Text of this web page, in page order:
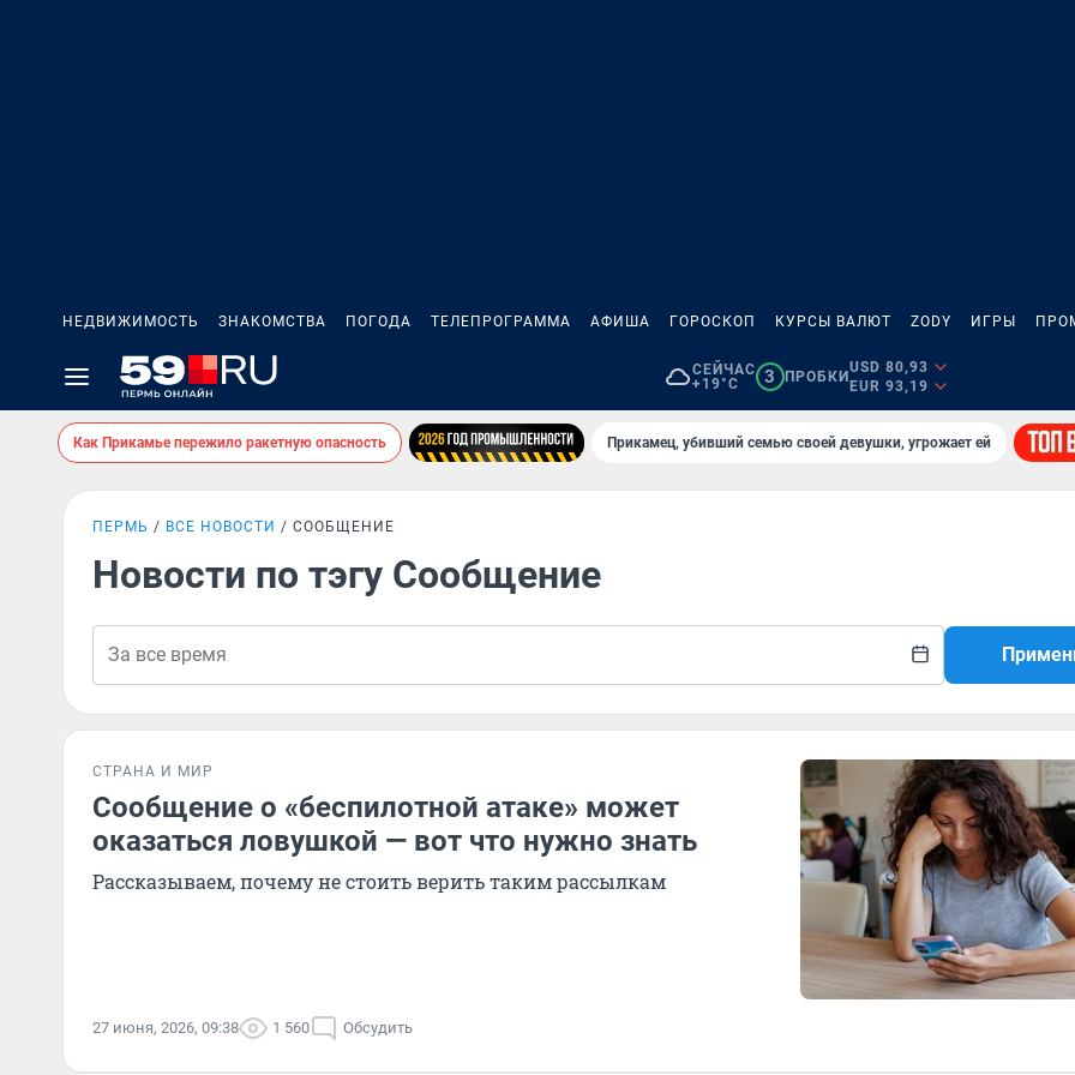
НЕДВИЖИМОСТЬ ЗНАКОМСТВА ПОГОДА ТЕЛЕПРОГРАММА АФИША ГОРОСКОП КУРСЫ ВАЛЮТ ZODY ИГРЫ
СЕЙЧАС
+19°C
3 ПРОБКИ
USD 80,93
EUR 93,19
Как Прикамье пережило ракетную опасность Прикамец, убивший семью своей девушки, угрожает ей
ПЕРМЬ ВСЕ НОВОСТИ СООБЩЕНИЕ
Новости по тэгу Сообщение
СТРАНА И МИР
Сообщение о «беспилотной атаке» может
оказаться ловушкой — вот что нужно знать
Рассказываем, почему не стоить верить таким рассылкам
27 июня, 2026, 09:38 1 560 Обсудить